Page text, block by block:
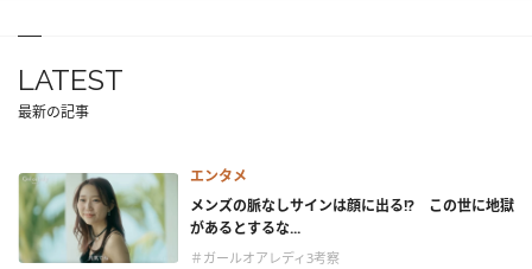
LATEST
最新の記事
エンタメ
メンズの脈なしサインは顔に出る!? この世に地獄
があるとするな...
＃ガールオアレディ3考察